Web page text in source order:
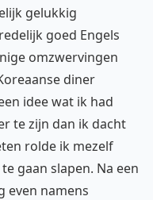
gelukkig
goed Engels
omzwervingen
diner
idee wat ik had
te zijn dan ik dacht
rolde ik mezelf
gaan slapen. Na een
even namens